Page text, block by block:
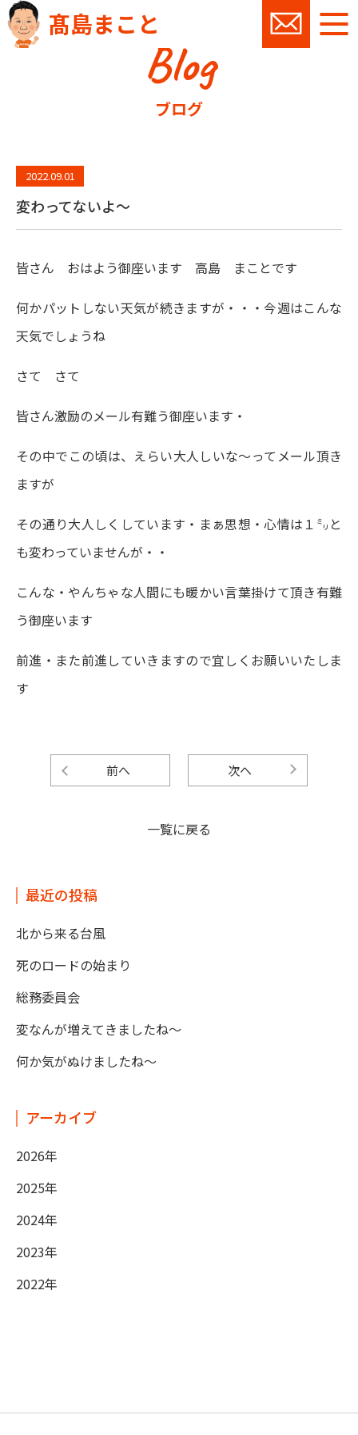
髙島まこと
Blog
ブログ
2022.09.01
変わってないよ～
皆さん おはよう御座います 高島 まことです
何かパットしない天気が続きますが・・・今週はこんな
天気でしょうね
さて さて
皆さん激励のメール有難う御座います・
その中でこの頃は、えらい大人しいな～ってメール頂き
ますが
その通り大人しくしています・まぁ思想・心情は１㍉と
も変わっていませんが・・
こんな・やんちゃな人間にも暖かい言葉掛けて頂き有難
う御座います
前進・また前進していきますので宜しくお願いいたしま
す
前へ 次へ
一覧に戻る
最近の投稿
北から来る台風
死のロードの始まり
総務委員会
変なんが増えてきましたね～
何か気がぬけましたね～
アーカイブ
2026年
2025年
2024年
2023年
2022年